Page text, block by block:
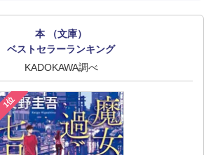
本 （文庫）
ベストセラーランキング
KADOKAWA調べ
1位